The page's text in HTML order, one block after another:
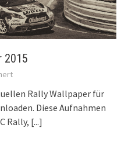
2015
Rally Wallpaper für
Diese Aufnahmen
Rally, [...]